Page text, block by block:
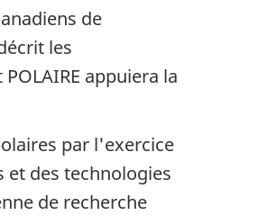
de
les
appuiera la
par l'exercice
des technologies
de recherche